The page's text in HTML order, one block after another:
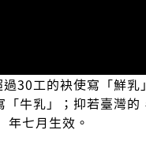
30工的袂使寫「鮮乳
牛乳」；抑若臺灣的
七月生效。